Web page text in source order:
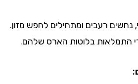
רעבים ומתחילים לחפש מזון.
התמלאות בלוטות הארס שלהם.